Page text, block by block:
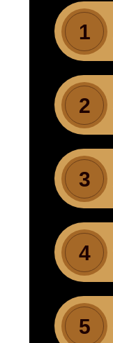
1
2
3
4
5